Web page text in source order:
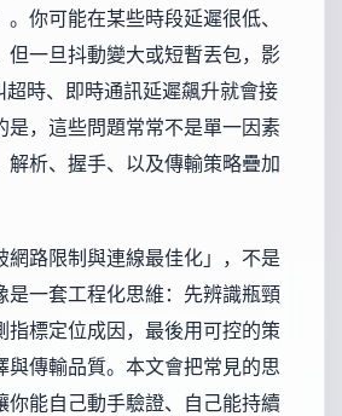
。你可能在某些時段延遲很低、
但一旦抖動變大或短暫丟包，影
超時、即時通訊延遲飆升就會接
是，這些問題常常不是單一因素
解析、握手、以及傳輸策略疊加
網路限制與連線最佳化」，不是
是一套工程化思維：先辨識瓶頸
指標定位成因，最後用可控的策
與傳輸品質。本文會把常見的思
你能自己動手驗證、自己能持續